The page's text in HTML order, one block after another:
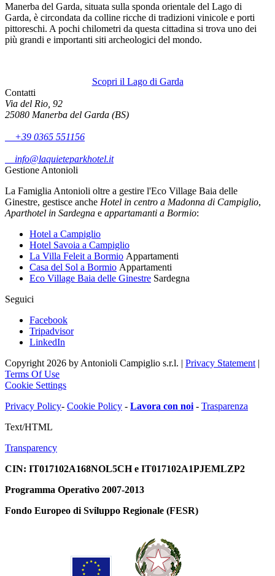
Manerba del Garda, situata sulla sponda orientale del Lago di
Garda, è circondata da colline ricche di tradizioni vinicole e porti
pittoreschi. A pochi chilometri da questa cittadina si trova uno dei
più grandi e importanti siti archeologici del mondo.
Scopri il Lago di Garda
Contatti
Via del Rio, 92
25080 Manerba del Garda (BS)
+39 0365 551156
info@laquieteparkhotel.it
Gestione Antonioli
La Famiglia Antonioli oltre a gestire l'Eco Village Baia delle
Ginestre, gestisce anche Hotel in centro a Madonna di Campiglio,
Aparthotel in Sardegna e appartamanti a Bormio:
Hotel a Campiglio
Hotel Savoia a Campiglio
La Villa Feleit a Bormio Appartamenti
Casa del Sol a Bormio Appartamenti
Eco Village Baia delle Ginestre Sardegna
Seguici
Facebook
Tripadvisor
LinkedIn
Copyright 2026 by Antonioli Campiglio s.r.l. | Privacy Statement |
Terms Of Use
Cookie Settings
Privacy Policy- Cookie Policy - Lavora con noi - Trasparenza
Text/HTML
Transparency
CIN: IT017102A168NOL5CH e IT017102A1PJEMLZP2
Programma Operativo 2007-2013
Fondo Europeo di Sviluppo Regionale (FESR)